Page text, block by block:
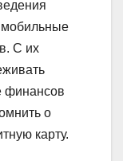
мобильные
С их
финансов
о
карту.